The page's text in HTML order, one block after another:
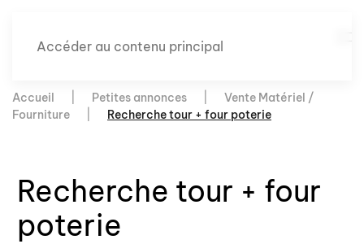
Accéder au contenu principal
Accueil Petites annonces
Vente Matériel /
Fourniture
Recherche tour + four poterie
Recherche tour + four
poterie